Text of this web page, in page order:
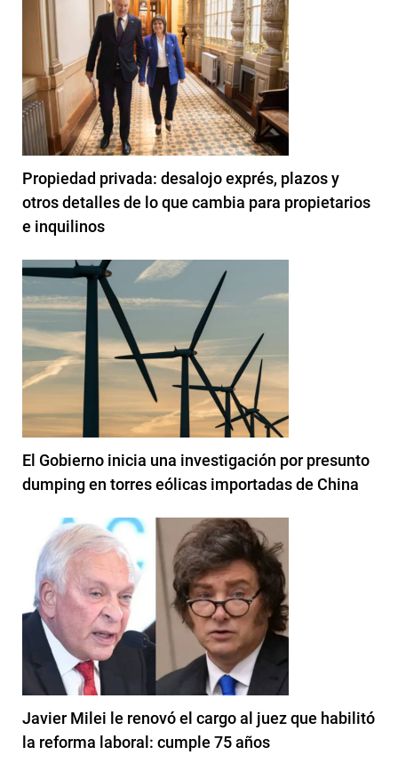
Propiedad privada: desalojo exprés, plazos y
otros detalles de lo que cambia para propietarios
e inquilinos
El Gobierno inicia una investigación por presunto
dumping en torres eólicas importadas de China
Javier Milei le renovó el cargo al juez que habilitó
la reforma laboral: cumple 75 años